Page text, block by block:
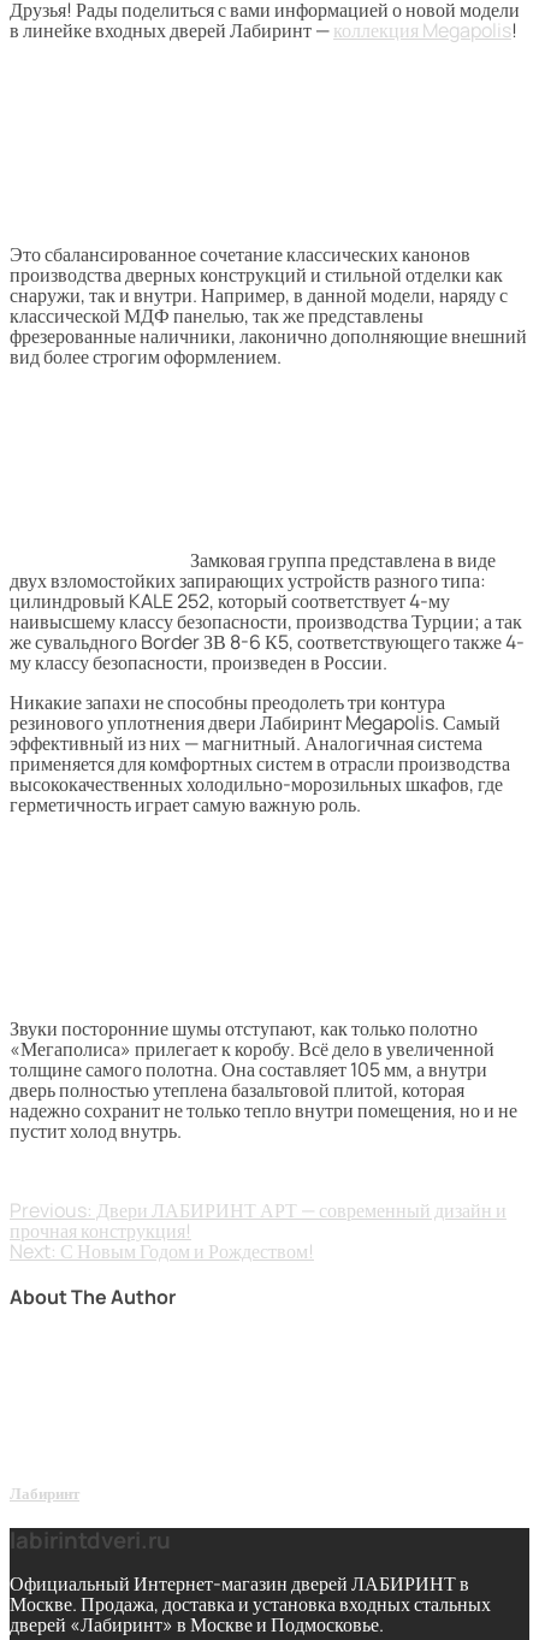
Друзья! Рады поделиться с вами информацией о новой модели
в линейке входных дверей Лабиринт —коллекция Megapolis!
Это сбалансированное сочетание классических канонов
производства дверных конструкций и стильной отделки как
снаружи, так и внутри. Например, в данной модели, наряду с
классической МДФ панелью, так же представлены
фрезерованные наличники, лаконично дополняющие внешний
вид более строгим оформлением.
Замковая группа представлена в виде
двух взломостойких запирающих устройств разного типа:
цилиндровый KALE 252, который соответствует 4-му
наивысшему классу безопасности, производства Турции; а так
же сувальдного Border ЗВ 8-6 К5, соответствующего также 4-
му классу безопасности, произведен в России.
Никакие запахи не способны преодолеть три контура
резинового уплотнения двери Лабиринт Megapolis. Самый
эффективный из них — магнитный. Аналогичная система
применяется для комфортных систем в отрасли производства
высококачественных холодильно-морозильных шкафов, где
герметичность играет самую важную роль.
Звуки посторонние шумы отступают, как только полотно
«Мегаполиса» прилегает к коробу. Всё дело в увеличенной
толщине самого полотна. Она составляет 105 мм, а внутри
дверь полностью утеплена базальтовой плитой, которая
надежно сохранит не только тепло внутри помещения, но и не
пустит холод внутрь.
Previous: Двери ЛАБИРИНТ АРТ — современный дизайн и
прочная конструкция!
Next: С Новым Годом и Рождеством!
About The Author
Лабиринт
labirintdveri.ru
Официальный Интернет-магазин дверей ЛАБИРИНТ в
Москве. Продажа, доставка и установка входных стальных
дверей «Лабиринт» в Москве и Подмосковье.